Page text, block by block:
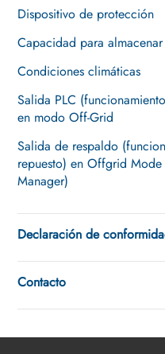
Dispositivo de protección
Capacidad para
Condiciones climáticas
Salida PLC
en modo Off-Grid
Salida de respaldo
repuesto) en Offgrid
Manager)
Declaración de
Contacto